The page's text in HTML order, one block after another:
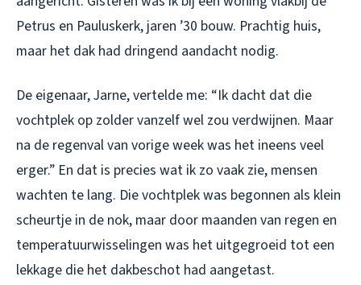
Petrus en Pauluskerk, jaren ’30 bouw. Prachtig huis,
maar het dak had dringend aandacht nodig.
De eigenaar, Jarne, vertelde me: “Ik dacht dat die
vochtplek op zolder vanzelf wel zou verdwijnen. Maar
na de regenval van vorige week was het ineens veel
erger.” En dat is precies wat ik zo vaak zie, mensen
wachten te lang. Die vochtplek was begonnen als klein
scheurtje in de nok, maar door maanden van regen en
temperatuurwisselingen was het uitgegroeid tot een
lekkage die het dakbeschot had aangetast.